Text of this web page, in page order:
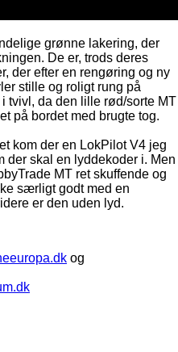
grønne lakering, der
De er, trods deres
der efter en rengøring og ny
stille og roligt rung på
tvivl, da den lille rød/sorte MT
på bordet med brugte tog.
kom der en LokPilot V4 jeg
der skal en lyddekoder i. Men
MT ret skuffende og
særligt godt med en
er den uden lyd.
og